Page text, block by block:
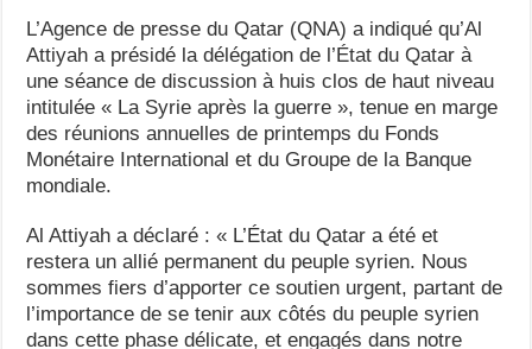
L’Agence de presse du Qatar (QNA) a indiqué qu’Al
Attiyah a présidé la délégation de l’État du Qatar à
une séance de discussion à huis clos de haut niveau
intitulée « La Syrie après la guerre », tenue en marge
des réunions annuelles de printemps du Fonds
Monétaire International et du Groupe de la Banque
mondiale.
Al Attiyah a déclaré : « L’État du Qatar a été et
restera un allié permanent du peuple syrien. Nous
sommes fiers d’apporter ce soutien urgent, partant de
l’importance de se tenir aux côtés du peuple syrien
dans cette phase délicate, et engagés dans notre